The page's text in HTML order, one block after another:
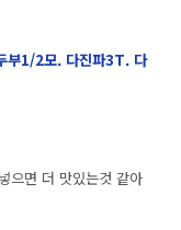
부1/2모. 다진파3T. 다
으면 더 맛있는것 같아